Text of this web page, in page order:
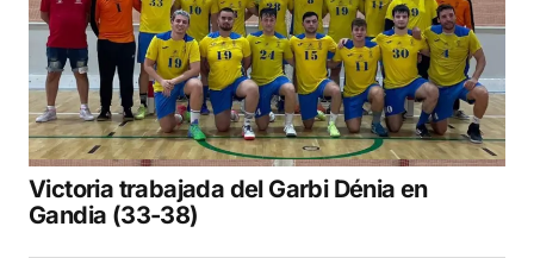
Victoria trabajada del Garbi Dénia en
Gandia (33-38)